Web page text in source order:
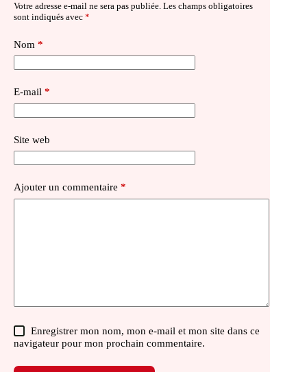
Votre adresse e-mail ne sera pas publiée. Les champs obligatoires
sont indiqués avec *
Nom *
E-mail *
Site web
Ajouter un commentaire *
Enregistrer mon nom, mon e-mail et mon site dans ce
navigateur pour mon prochain commentaire.